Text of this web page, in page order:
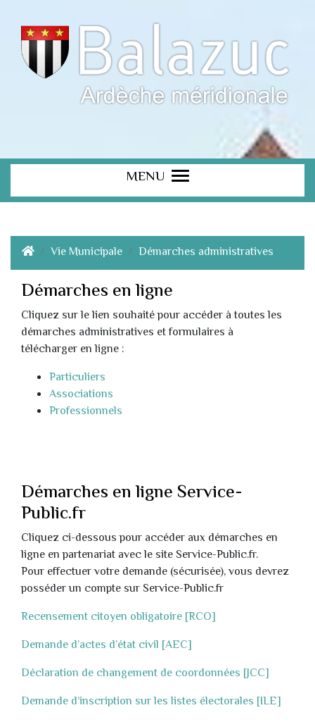
MENU
Vie Municipale Démarches administratives
Démarches en ligne
Cliquez sur le lien souhaité pour accéder à toutes les
démarches administratives et formulaires à
télécharger en ligne :
Particuliers
Associations
Professionnels
Démarches en ligne Service-
Public.fr
Cliquez ci-dessous pour accéder aux démarches en
ligne en partenariat avec le site Service-Public.fr.
Pour effectuer votre demande (sécurisée), vous devrez
posséder un compte sur Service-Public.fr
Recensement citoyen obligatoire [RCO]
Demande d’actes d’état civil [AEC]
Déclaration de changement de coordonnées [JCC]
Demande d’inscription sur les listes électorales [ILE]